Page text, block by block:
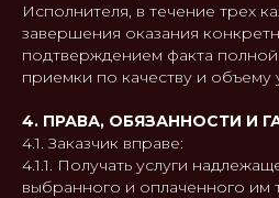
Исполнителя, в течение трех
завершения оказания
подтверждением факта
приемки по качеству и объему
4. ПРАВА, ОБЯЗАННОСТИ И
4.1. Заказчик вправе:
4.1.1. Получать услуги
выбранного и оплаченного им